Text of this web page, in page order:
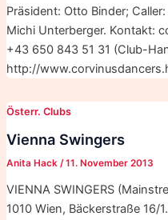
Präsident: Otto Binder;
Michi Unterberger. Kontakt:
+43 650 843 51 31 (Club-
http://
Österr. Clubs
Vienna Swingers
Anita Hack /11. November 2013
VIENNA SWINGERS
1010 Wien, Bäckerstraße 16/